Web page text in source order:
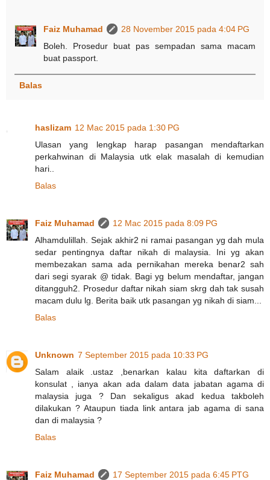
Faiz Muhamad
28 November 2015 pada 4:04 PG
Boleh. Prosedur buat pas sempadan sama macam
buat passport.
Balas
haslizam 12 Mac 2015 pada 1:30 PG
Ulasan yang lengkap harap pasangan mendaftarkan
perkahwinan di Malaysia utk elak masalah di kemudian
hari..
Balas
Faiz Muhamad
12 Mac 2015 pada 8:09 PG
Alhamdulillah. Sejak akhir2 ni ramai pasangan yg dah mula
sedar pentingnya daftar nikah di malaysia. Ini yg akan
membezakan sama ada pernikahan mereka benar2 sah
dari segi syarak @ tidak. Bagi yg belum mendaftar, jangan
ditangguh2. Prosedur daftar nikah siam skrg dah tak susah
macam dulu lg. Berita baik utk pasangan yg nikah di siam...
Balas
Unknown 7 September 2015 pada 10:33 PG
Salam alaik .ustaz ,benarkan kalau kita daftarkan di
konsulat , ianya akan ada dalam data jabatan agama di
malaysia juga ? Dan sekaligus akad kedua takboleh
dilakukan ? Ataupun tiada link antara jab agama di sana
dan di malaysia ?
Balas
Faiz Muhamad
17 September 2015 pada 6:45 PTG